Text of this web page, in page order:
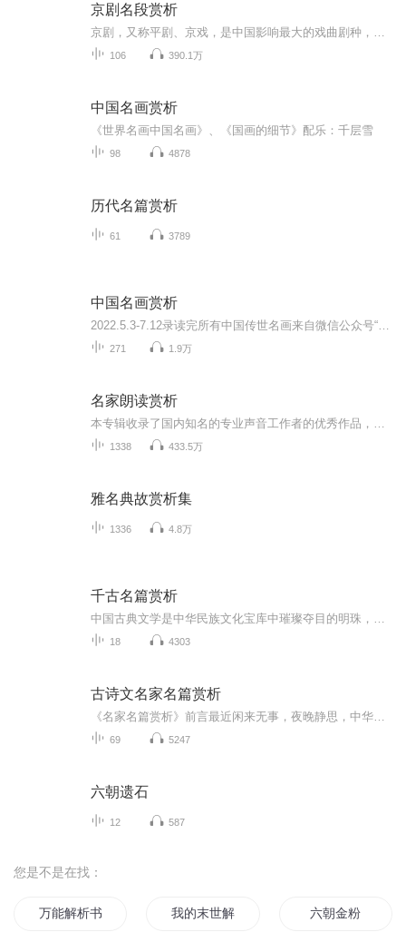
京剧名段赏析
106 390.1万
中国名画赏析
《世界名画中国名画》、《国画的细节》配乐：千层雪
98 4878
历代名篇赏析
61 3789
中国名画赏析
271 1.9万
名家朗读赏析
1338 433.5万
雅名典故赏析集
1336 4.8万
千古名篇赏析
18 4303
古诗文名家名篇赏析
69 5247
六朝遗石
12 587
您是不是在找：
万能解析书 我的末世解析系统 六朝金粉